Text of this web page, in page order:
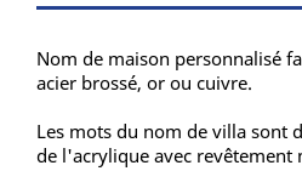
Nom de maison personnalisé
acier brossé, or ou cuivre.
Les mots du nom de villa sont
de l'acrylique avec revêtement